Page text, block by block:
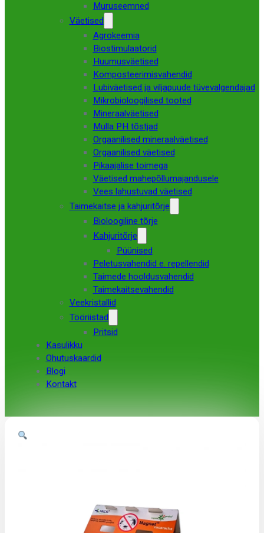
Muruseemned
Väetised
Agrokeemia
Biostimulaatorid
Huumusväetised
Komposteerimisvahendid
Lubiväetised ja viljapuude tüvevalgendajad
Mikrobioloogilised tooted
Mineraalväetised
Mulla PH tõstjad
Orgaanilised mineraalväetised
Orgaanilised väetised
Pikaajalise toimega
Väetised mahepõllumajandusele
Vees lahustuvad väetised
Taimekaitse ja kahjuritõrje
Bioloogiline tõrje
Kahjuritõrje
Püünised
Peletusvahendid e. repellendid
Taimede hooldusvahendid
Taimekaitsevahendid
Veekristallid
Tööriistad
Pritsid
Kasulikku
Ohutuskaardid
Blogi
Kontakt